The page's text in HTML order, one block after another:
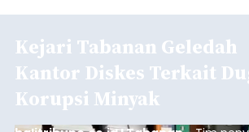
Kejari Tabanan Geledah
Kantor Diskes Terkait
Korupsi Minyak